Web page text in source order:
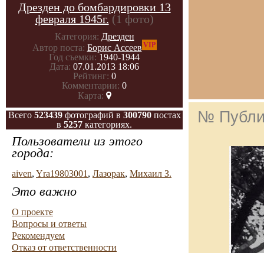
Дрезден до бомбардировки 13
февраля 1945г. (1 фото)
Категория: Дрезден
Автор поста: Борис Ассеев VIP
Год съемки: 1940-1944
Дата: 07.01.2013 18:06
Рейтинг: 0
Комментарии: 0
Карта:
Всего 523439фотографий в 300790постах
в 5257 категориях.
Пользователи из этого
города:
aiven, Yra19803001 , Лазорак, Михаил З.
Это важно
О проекте
Вопросы и ответы
Рекомендуем
Отказ от ответственности
№